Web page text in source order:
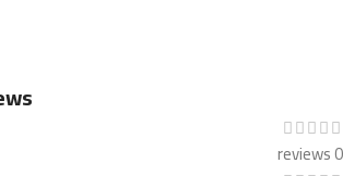
0 reviews